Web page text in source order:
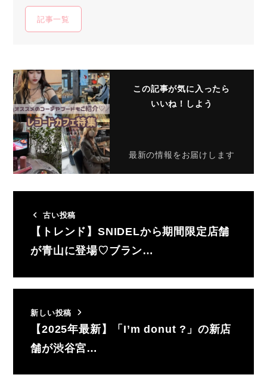
記事一覧
この記事が気に入ったら
いいね！しよう
最新の情報をお届けします
古い投稿
【トレンド】SNIDELから期間限定店舗
が青山に登場♡ブラン…
新しい投稿
【2025年最新】「I’m donut ?」の新店
舗が渋谷宮…